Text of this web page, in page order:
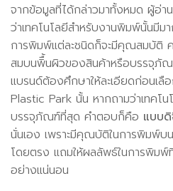
จากข้อมูลที่ได้กล่าวมาทั้งหมด ผู้อ่า
ว่าเทคโนโลยีสำหรับงานพิมพ์นั้นมีม
การพิมพ์แต่ละชนิดก็จะมีคุณสมบัติ ค
สมบนพิื้นผิวของสินค้าหรือบรรจุภัณ
แบรนด์ต้องศึกษาให้ละเอียดก่อนเลื
Plastic Park นั้น หากถามว่าเทคโ
บรรจุภัณฑ์ที่สุด คำตอบก็คือ แบบ
นั่นเอง เพราะมีคุณบัติในการพิมพ์
โดยตรง แถมให้ผลลัพธ์ในการพิมพ์
อย่างแน่นอน